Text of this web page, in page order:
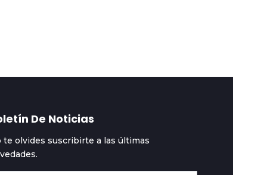
De Noticias
te olvides suscribirte a las últimas